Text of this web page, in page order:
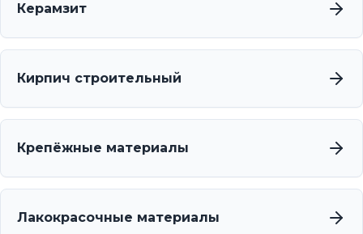
Керамзит
Кирпич строительный
Крепёжные материалы
Лакокрасочные материалы